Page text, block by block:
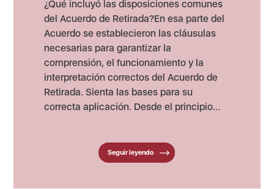
¿Qué incluyó las disposiciones comunes
del Acuerdo de Retirada?En esa parte del
Acuerdo se establecieron las cláusulas
necesarias para garantizar la
comprensión, el funcionamiento y la
interpretación correctos del Acuerdo de
Retirada. Sienta las bases para su
correcta aplicación. Desde el principio...
Seguir leyendo